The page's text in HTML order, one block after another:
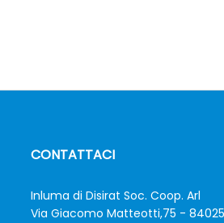
CONTATTACI
Inluma di Disirat Soc. Coop. Arl
Via Giacomo Matteotti,75 - 84025